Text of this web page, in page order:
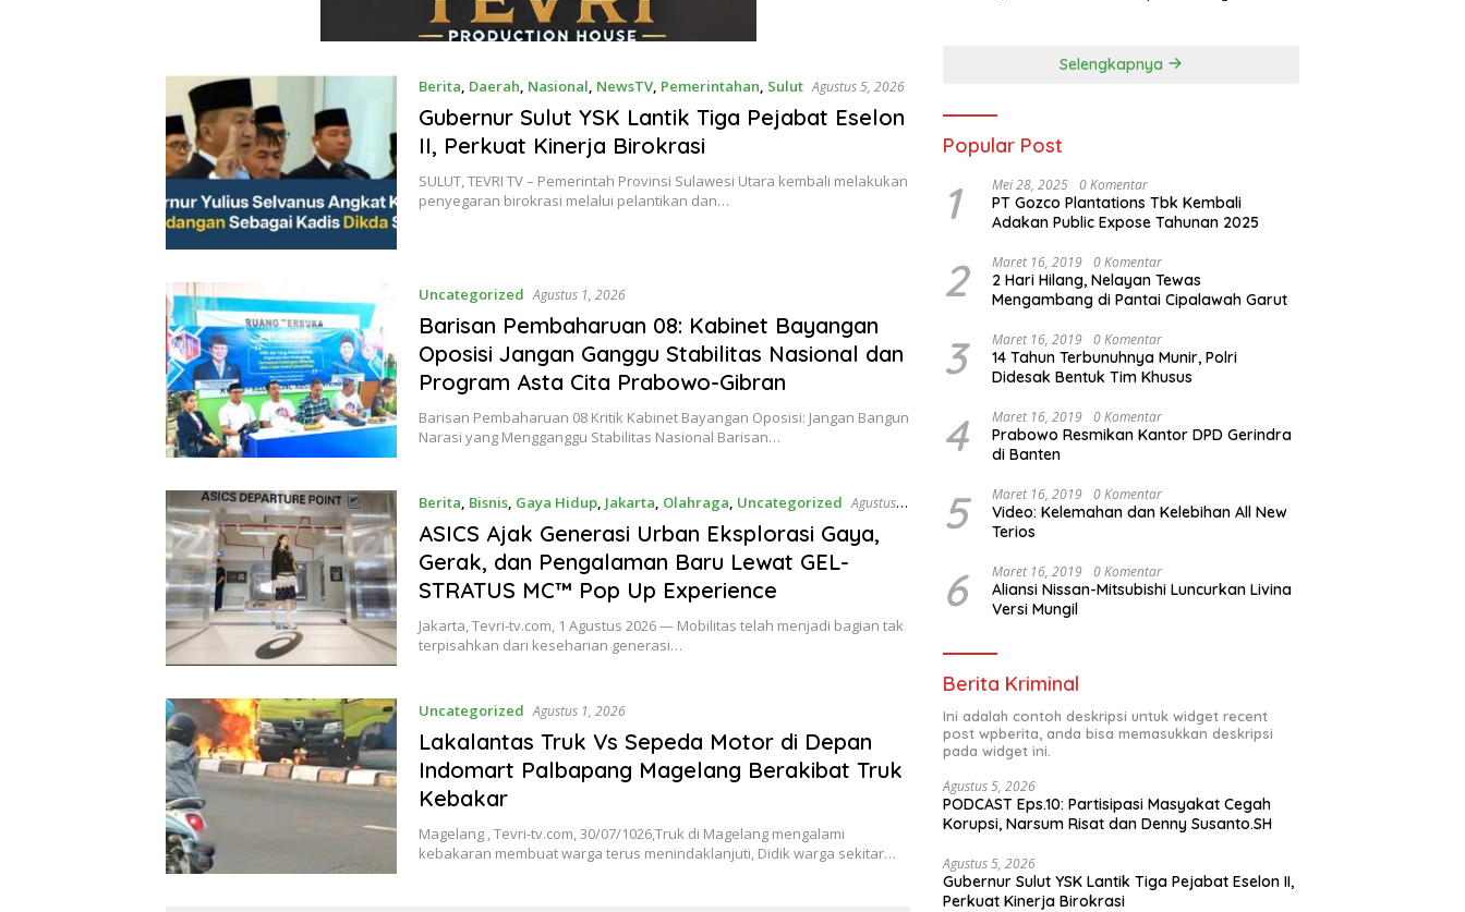
Berita, Daerah, Nasional, NewsTV, Pemerintahan, Sulut Agustus 5, 2026
Gubernur Sulut YSK Lantik Tiga Pejabat Eselon
II, Perkuat Kinerja Birokrasi
SULUT, TEVRI TV – Pemerintah Provinsi Sulawesi Utara kembali melakukan
penyegaran birokrasi melalui pelantikan dan…
Uncategorized Agustus 1, 2026
Barisan Pembaharuan 08: Kabinet Bayangan
Oposisi Jangan Ganggu Stabilitas Nasional dan
Program Asta Cita Prabowo-Gibran
Barisan Pembaharuan 08 Kritik Kabinet Bayangan Oposisi: Jangan Bangun
Narasi yang Mengganggu Stabilitas Nasional Barisan…
Berita, Bisnis, Gaya Hidup, Jakarta, Olahraga, Uncategorized Agustus 1,
2026
ASICS Ajak Generasi Urban Eksplorasi Gaya,
Gerak, dan Pengalaman Baru Lewat GEL-
STRATUS MC™ Pop Up Experience
Jakarta, Tevri-tv.com, 1 Agustus 2026 — Mobilitas telah menjadi bagian tak
terpisahkan dari keseharian generasi…
Uncategorized Agustus 1, 2026
Lakalantas Truk Vs Sepeda Motor di Depan
Indomart Palbapang Magelang Berakibat Truk
Kebakar
Magelang , Tevri-tv.com, 30/07/1026,Truk di Magelang mengalami
kebakaran membuat warga terus menindaklanjuti, Didik warga sekitar…
Prabowo-Gibran
Selengkapnya
Popular Post
1 Mei 28, 2025 0 Komentar
PT Gozco Plantations Tbk Kembali
Adakan Public Expose Tahunan 2025
2 Maret 16, 2019 0 Komentar
2 Hari Hilang, Nelayan Tewas
Mengambang di Pantai Cipalawah Garut
3 Maret 16, 2019 0 Komentar
14 Tahun Terbunuhnya Munir, Polri
Didesak Bentuk Tim Khusus
4 Maret 16, 2019 0 Komentar
Prabowo Resmikan Kantor DPD Gerindra
di Banten
5 Maret 16, 2019 0 Komentar
Video: Kelemahan dan Kelebihan All New
Terios
6 Maret 16, 2019 0 Komentar
Aliansi Nissan-Mitsubishi Luncurkan Livina
Versi Mungil
Berita Kriminal
Ini adalah contoh deskripsi untuk widget recent
post wpberita, anda bisa memasukkan deskripsi
pada widget ini.
Agustus 5, 2026
PODCAST Eps.10: Partisipasi Masyakat Cegah
Korupsi, Narsum Risat dan Denny Susanto.SH
Agustus 5, 2026
Gubernur Sulut YSK Lantik Tiga Pejabat Eselon II,
Perkuat Kinerja Birokrasi